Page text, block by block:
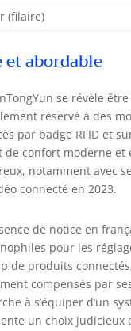
(filaire)
abordable
se révèle
réservé à des
par badge RFID et
confort moderne
notamment avec
connecté en 2023.
de notice en
pour les
de produits
compensés par
à s’équiper d’un
un choix